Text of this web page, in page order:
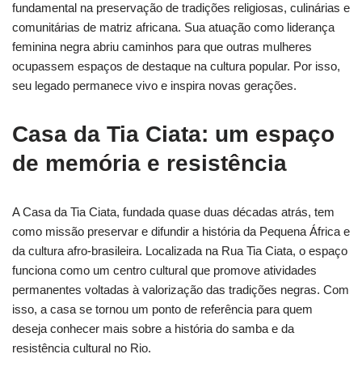
fundamental na preservação de tradições religiosas, culinárias e
comunitárias de matriz africana. Sua atuação como liderança
feminina negra abriu caminhos para que outras mulheres
ocupassem espaços de destaque na cultura popular. Por isso,
seu legado permanece vivo e inspira novas gerações.
Casa da Tia Ciata: um espaço
de memória e resistência
A Casa da Tia Ciata, fundada quase duas décadas atrás, tem
como missão preservar e difundir a história da Pequena África e
da cultura afro-brasileira. Localizada na Rua Tia Ciata, o espaço
funciona como um centro cultural que promove atividades
permanentes voltadas à valorização das tradições negras. Com
isso, a casa se tornou um ponto de referência para quem
deseja conhecer mais sobre a história do samba e da
resistência cultural no Rio.